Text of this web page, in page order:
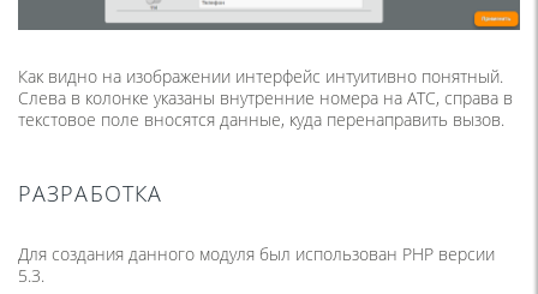
Как видно на изображении интерфейс интуитивно понятный.
Слева в колонке указаны внутренние номера на АТС, справа в
текстовое поле вносятся данные, куда перенаправить вызов.
РАЗРАБОТКА
Для создания данного модуля был использован PHP версии
5.3.